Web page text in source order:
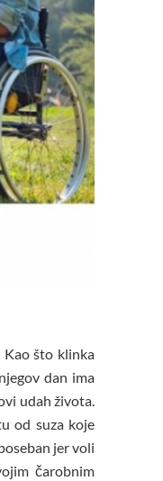
Kao što klinka
dan ima
udah života.
od suza koje
jer voli
čarobnim